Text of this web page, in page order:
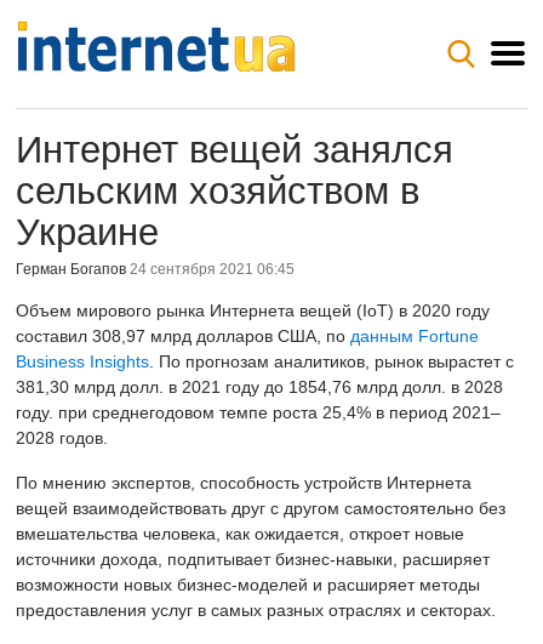
Интернет вещей занялся
сельским хозяйством в
Украине
Герман Богапов 24 сентября 2021 06:45
Объем мирового рынка Интернета вещей (IoT) в 2020 году
составил 308,97 млрд долларов США, по данным ​​Fortune
Business Insights . По прогнозам аналитиков, рынок вырастет с
381,30 млрд долл. в 2021 году до 1854,76 млрд долл. в 2028
году. при среднегодовом темпе роста 25,4% в период 2021–
2028 годов.
По мнению экспертов, способность устройств Интернета
вещей взаимодействовать друг с другом самостоятельно без
вмешательства человека, как ожидается, откроет новые
источники дохода, подпитывает бизнес-навыки, расширяет
возможности новых бизнес-моделей и расширяет методы
предоставления услуг в самых разных отраслях и секторах.